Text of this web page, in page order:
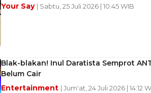
Your Say | Sabtu, 25 Juli 2026 | 10:45 WIB
Blak-blakan! Inul Daratista Semprot
Belum Cair
Entertainment | Jum'at, 24 Juli 2026 | 14:12